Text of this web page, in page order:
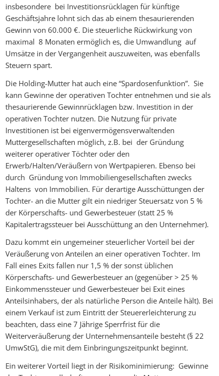
insbesondere bei Investitionsrücklagen für künftige
Geschäftsjahre lohnt sich das ab einem thesaurierenden
Gewinn von 60.000 €. Die steuerliche Rückwirkung von
maximal 8 Monaten ermöglich es, die Umwandlung auf
Umsätze in der Vergangenheit auszuweiten, was ebenfalls
Steuern spart.
Die Holding-Mutter hat auch eine “Spardosenfunktion”. Sie
kann Gewinne der operativen Tochter entnehmen und sie als
thesaurierende Gewinnrücklagen bzw. Investition in der
operativen Tochter nutzen. Die Nutzung für private
Investitionen ist bei eigenvermögensverwaltenden
Muttergesellschaften möglich, z.B. bei der Gründung
weiterer operativer Töchter oder den
Erwerb/Halten/Veräußern von Wertpapieren. Ebenso bei
durch Gründung von Immobiliengesellschaften zwecks
Haltens von Immobilien. Für derartige Ausschüttungen der
Tochter- an die Mutter gilt ein niedriger Steuersatz von 5 %
der Körperschafts- und Gewerbesteuer (statt 25 %
Kapitalertragssteuer bei Ausschüttung an den Unternehmer).
Dazu kommt ein ungemeiner steuerlicher Vorteil bei der
Veräußerung von Anteilen an einer operativen Tochter. Im
Fall eines Exits fallen nur 1,5 % der sonst üblichen
Körperschafts- und Gewerbesteuer an (gegenüber > 25 %
Einkommenssteuer und Gewerbesteuer bei Exit eines
Anteilsinhabers, der als natürliche Person die Anteile hält). Bei
einem Verkauf ist zum Eintritt der Steuererleichterung zu
beachten, dass eine 7 Jährige Sperrfrist für die
Weiterveräußerung der Unternehmensanteile besteht (§ 22
UmwStG), die mit dem Einbringungszeitpunkt beginnt.
Ein weiterer Vorteil liegt in der Risikominimierung: Gewinne